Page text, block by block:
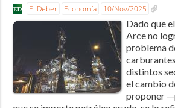
El Deber Economía 10/Nov/2025
Dado que
Arce no
problema
distintos
el cambio
proponer